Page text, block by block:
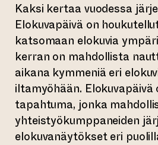
Kaksi kertaa vuodessa
Elokuvapäivä on
katsomaan elokuvia
kerran on mahdollista
aikana kymmeniä eri
iltamyöhään. Elokuvapäivä
tapahtuma, jonka
yhteistyökumppaneiden
elokuvanäytökset eri